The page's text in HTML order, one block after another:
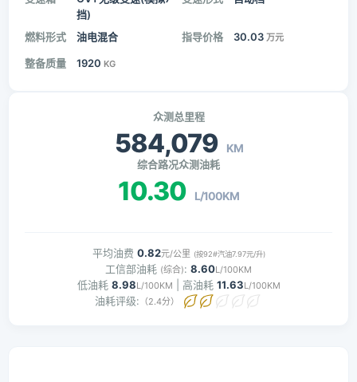
挡)
燃料形式 油电混合 指导价格 30.03 万元
整备质量 1920 KG
众测总里程
584,079 KM
综合路况众测油耗
10.30 L/100KM
平均油费 0.82元/公里 (按92#汽油7.97元/升)
工信部油耗 (综合): 8.60L/100KM
低油耗 8.98L/100KM | 高油耗 11.63L/100KM
油耗评级: （2.4分）